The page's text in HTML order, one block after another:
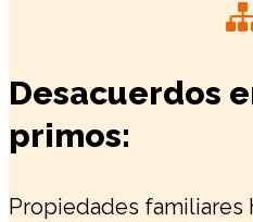
Desacuerdos
primos:
Propiedades familiares